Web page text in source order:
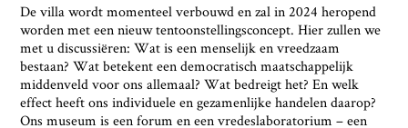
De villa wordt momenteel verbouwd en zal in 2024 heropend
worden met een nieuw tentoonstellingsconcept. Hier zullen we
met u discussiëren: Wat is een menselijk en vreedzaam
bestaan? Wat betekent een democratisch maatschappelijk
middenveld voor ons allemaal? Wat bedreigt het? En welk
effect heeft ons individuele en gezamenlijke handelen daarop?
Ons museum is een forum en een vredeslaboratorium – een